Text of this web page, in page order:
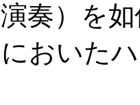
奏）を
おいた